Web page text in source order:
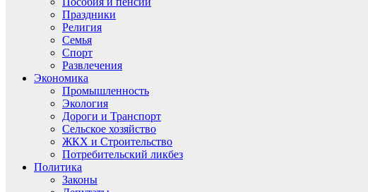
Праздники
Религия
Семья
Спорт
Развлечения
Экономика
Промышленность
Экология
Дороги и Транспорт
Сельское хозяйство
ЖКХ и Строительство
Потребительский ликбез
Политика
Законы